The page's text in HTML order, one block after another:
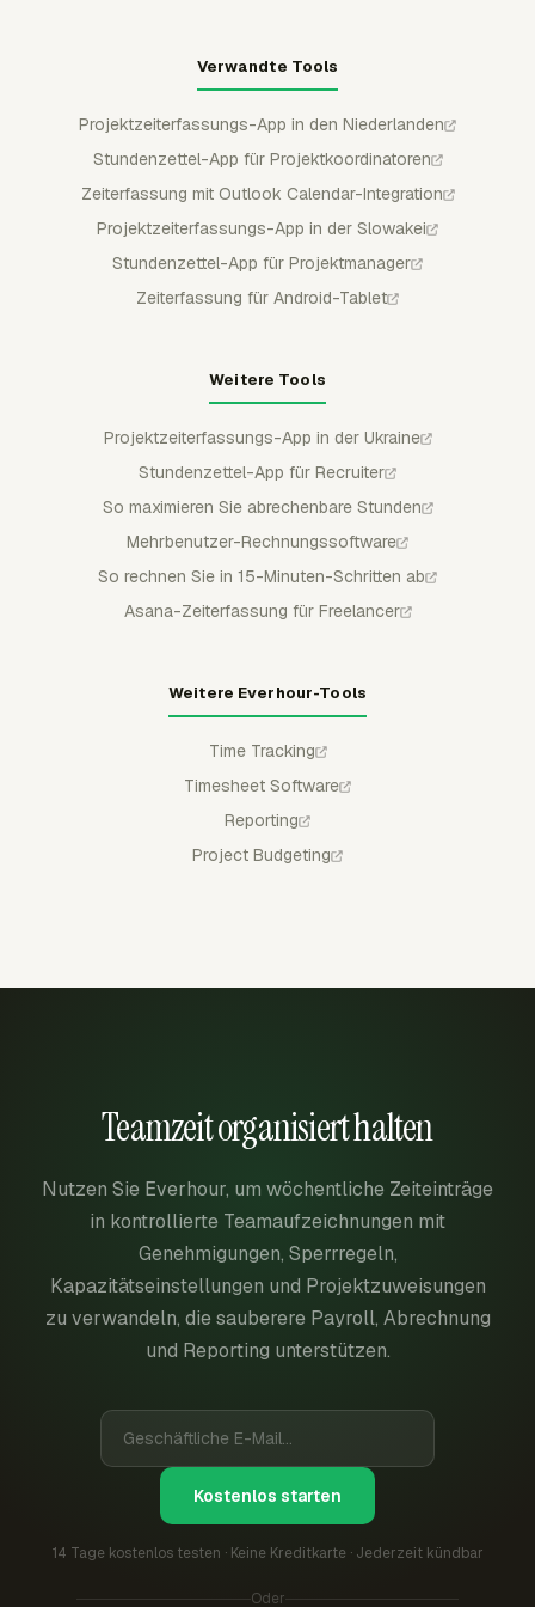
Verwandte Tools
Projektzeiterfassungs-App in den Niederlanden
Stundenzettel-App für Projektkoordinatoren
Zeiterfassung mit Outlook Calendar-Integration
Projektzeiterfassungs-App in der Slowakei
Stundenzettel-App für Projektmanager
Zeiterfassung für Android-Tablet
Weitere Tools
Projektzeiterfassungs-App in der Ukraine
Stundenzettel-App für Recruiter
So maximieren Sie abrechenbare Stunden
Mehrbenutzer-Rechnungssoftware
So rechnen Sie in 15-Minuten-Schritten ab
Asana-Zeiterfassung für Freelancer
Weitere Everhour-Tools
Time Tracking
Timesheet Software
Reporting
Project Budgeting
Teamzeit organisiert halten
Nutzen Sie Everhour, um wöchentliche Zeiteinträge
in kontrollierte Teamaufzeichnungen mit
Genehmigungen, Sperrregeln,
Kapazitätseinstellungen und Projektzuweisungen
zu verwandeln, die sauberere Payroll, Abrechnung
und Reporting unterstützen.
Kostenlos starten
14 Tage kostenlos testen · Keine Kreditkarte · Jederzeit kündbar
Oder